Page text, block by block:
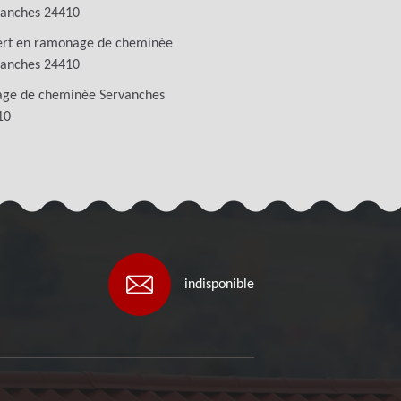
24410
en ramonage de cheminée
24410
de cheminée Servanches
indisponible